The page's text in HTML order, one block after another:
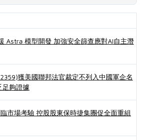
Astra 模型開發 加強安全篩查應對AI自主潛
獲美國聯邦法官裁定不列入中國軍企名
足夠證據
市場考驗 控股股東保時捷集團促全面重組